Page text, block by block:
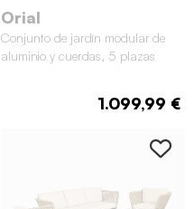
Orial
Conjunto de jardín modular de
aluminio y cuerdas, 5 plazas
1.099,99 €